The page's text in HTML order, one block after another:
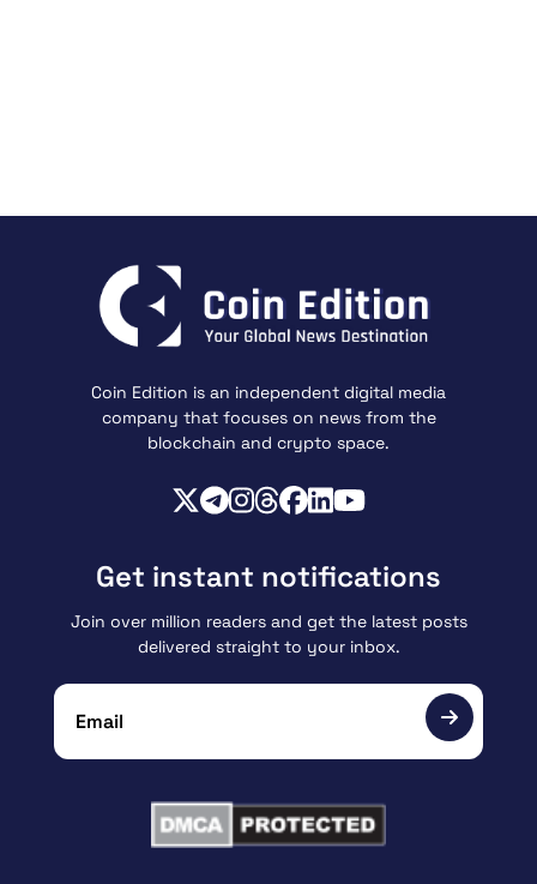
Coin Edition is an independent digital media
company that focuses on news from the
blockchain and crypto space.
Get instant notifications
Join over million readers and get the latest posts
delivered straight to your inbox.